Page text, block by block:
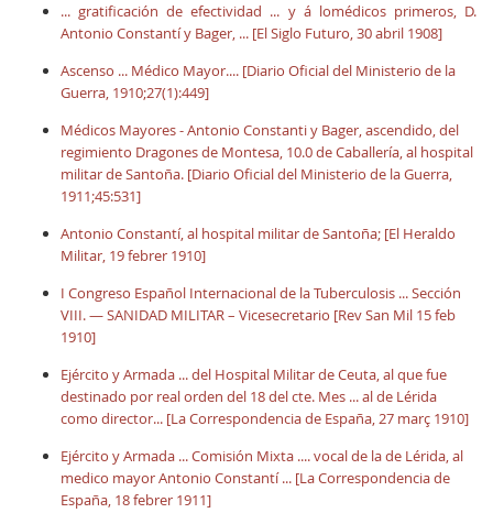
... gratificación de efectividad ... y á lomédicos primeros, D.
Antonio Constantí y Bager, ... [El Siglo Futuro, 30 abril 1908]
Ascenso ... Médico Mayor.... [Diario Oficial del Ministerio de la
Guerra, 1910;27(1):449]
Médicos Mayores - Antonio Constanti y Bager, ascendido, del
regimiento Dragones de Montesa, 10.0 de Caballería, al hospital
militar de Santoña. [Diario Oficial del Ministerio de la Guerra,
1911;45:531]
Antonio Constantí, al hospital militar de Santoña; [El Heraldo
Militar, 19 febrer 1910]
I Congreso Español Internacional de la Tuberculosis ... Sección
VIII. — SANIDAD MILITAR – Vicesecretario [Rev San Mil 15 feb
1910]
Ejército y Armada ... del Hospital Militar de Ceuta, al que fue
destinado por real orden del 18 del cte. Mes ... al de Lérida
como director... [La Correspondencia de España, 27 març 1910]
Ejército y Armada ... Comisión Mixta .... vocal de la de Lérida, al
medico mayor Antonio Constantí ... [La Correspondencia de
España, 18 febrer 1911]